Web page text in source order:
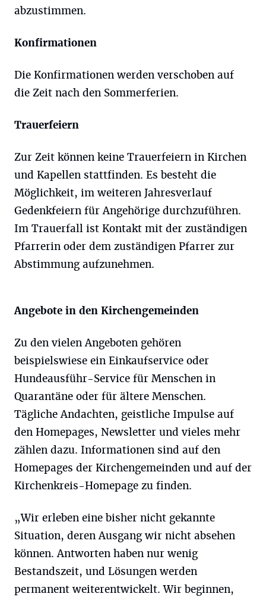
abzustimmen.
Konfirmationen
Die Konfirmationen werden verschoben auf
die Zeit nach den Sommerferien.
Trauerfeiern
Zur Zeit können keine Trauerfeiern in Kirchen
und Kapellen stattfinden. Es besteht die
Möglichkeit, im weiteren Jahresverlauf
Gedenkfeiern für Angehörige durchzuführen.
Im Trauerfall ist Kontakt mit der zuständigen
Pfarrerin oder dem zuständigen Pfarrer zur
Abstimmung aufzunehmen.
Angebote in den Kirchengemeinden
Zu den vielen Angeboten gehören
beispielswiese ein Einkaufservice oder
Hundeausführ-Service für Menschen in
Quarantäne oder für ältere Menschen.
Tägliche Andachten, geistliche Impulse auf
den Homepages, Newsletter und vieles mehr
zählen dazu. Informationen sind auf den
Homepages der Kirchengemeinden und auf der
Kirchenkreis-Homepage zu finden.
„Wir erleben eine bisher nicht gekannte
Situation, deren Ausgang wir nicht absehen
können. Antworten haben nur wenig
Bestandszeit, und Lösungen werden
permanent weiterentwickelt. Wir beginnen,